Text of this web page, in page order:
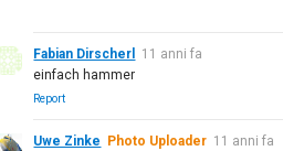
Fabian Dirscherl
11 anni fa
einfach hammer
Report
Uwe Zinke Photo Uploader 11 anni fa